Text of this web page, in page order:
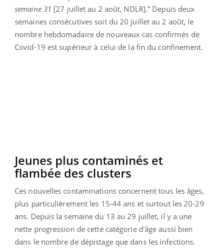
semaine 31 [27 juillet au 2 août, NDLR].” Depuis deux
semaines consécutives soit du 20 juillet au 2 août, le
nombre hebdomadaire de nouveaux cas confirmés de
Covid-19 est supérieur à celui de la fin du confinement.
Jeunes plus contaminés et
flambée des clusters
Ces nouvelles contaminations concernent tous les âges,
plus particulièrement les 15-44 ans et surtout les 20-29
ans. Depuis la semaine du 13 au 29 juillet, il y a une
nette progression de cette catégorie d'âge aussi bien
dans le nombre de dépistage que dans les infections.